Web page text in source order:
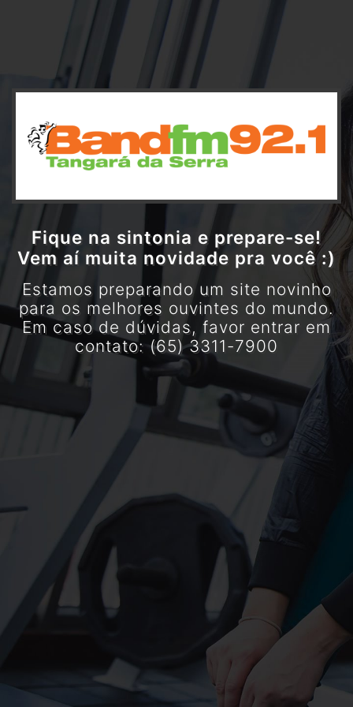
Fique na sintonia e prepare-se!
Vem aí muita novidade pra você :)
Estamos preparando um site novinho
para os melhores ouvintes do mundo.
Em caso de dúvidas, favor entrar em
contato: (65) 3311-7900